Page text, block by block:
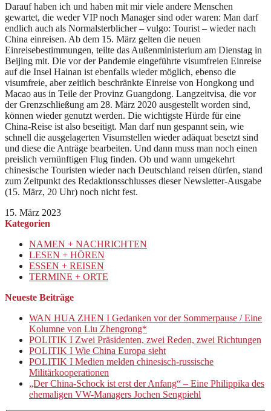
Darauf haben ich und haben mit mir viele andere Menschen
gewartet, die weder VIP noch Manager sind oder waren: Man darf
endlich auch als Normalsterblicher – vulgo: Tourist – wieder nach
China einreisen. Ab dem 15. März gelten die neuen
Einreisebestimmungen, teilte das Außenministerium am Dienstag in
Beijing mit. Die vor der Pandemie eingeführte visumfreien Einreise
auf die Insel Hainan ist ebenfalls wieder möglich, ebenso die
visumfreie, aber zeitlich beschränkte Einreise von Hongkong und
Macao aus in Teile der Provinz Guangdong. Langzeitvisa, die vor
der Grenzschließung am 28. März 2020 ausgestellt worden sind,
können wieder genutzt werden. Die wichtigste Hürde für eine
China-Reise ist also beseitigt. Man darf nun gespannt sein, wie
schnell die ausgelagerten Visumstellen wieder adäquat besetzt sind
und diese die Anträge bearbeiten. Und dann muss man noch einen
preislich vernünftigen Flug finden. Ob und wann umgekehrt
chinesische Touristen wieder nach Deutschland reisen dürfen, stand
zum Zeitpunkt des Redaktionsschlusses dieser Newsletter-Ausgabe
(15. März, 20 Uhr) noch nicht fest.
15. März 2023
Kategorien
NAMEN + NACHRICHTEN
LESEN + HÖREN
ESSEN + REISEN
TERMINE + ORTE
Neueste Beiträge
WAN HUA ZHEN I Gedanken vor der Sommerpause / Eine
Kolumne von Liu Zhengrong*
POLITIK I Zwei Präsidenten, zwei Reden, zwei Richtungen
POLITIK I Wie China Europa sieht
POLITIK I Medien melden chinesisch-russische
Militärkooperationen
„Der China-Schock ist erst der Anfang“ – Eine Philippika des
ehemaligen VW-Managers Jochen Sengpiehl